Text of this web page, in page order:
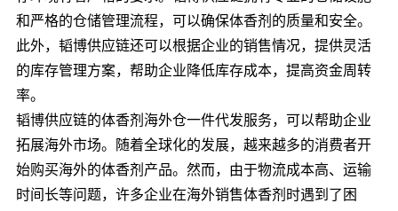
和严格的仓储管理流程，可以确保体香剂的质量和安全。
此外，韬博供应链还可以根据企业的销售情况，提供灵活
的库存管理方案，帮助企业降低库存成本，提高资金周转
率。
韬博供应链的体香剂海外仓一件代发服务，可以帮助企业
拓展海外市场。随着全球化的发展，越来越多的消费者开
始购买海外的体香剂产品。然而，由于物流成本高、运输
时间长等问题，许多企业在海外销售体香剂时遇到了困